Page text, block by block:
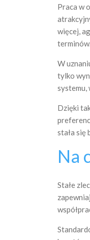
Praca w
więcej,
terminów.
W
tylko
systemu,
Dzięki
stała się
Na
Stałe